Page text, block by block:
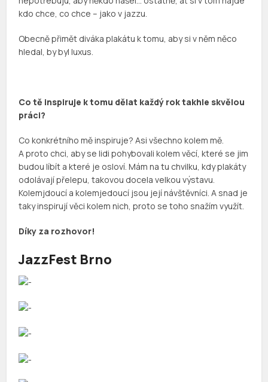
kdo chce, co chce – jako v jazzu.
Obecně přimět diváka plakátu k tomu, aby si v něm něco
hledal, by byl luxus.
Co tě inspiruje k tomu dělat každý rok takhle skvělou
práci?
Co konkrétního mě inspiruje? Asi všechno kolem mě.
A proto chci, aby se lidi pohybovali kolem věcí, které se jim
budou líbít a které je osloví. Mám na tu chvilku, kdy plakáty
odolávají přelepu, takovou docela velkou výstavu.
Kolemjdoucí a kolemjedoucí jsou její návštěvníci. A snad je
taky inspirují věci kolem nich, proto se toho snažím využít.
Díky za rozhovor!
JazzFest Brno